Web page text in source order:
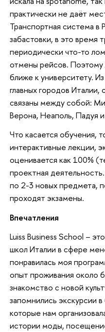
практически не даёт
Транспортная система в
забастовки, в это время
периодически что-то
отмены рейсов. Поэтому
ближе к университету.
главных городов
связаны между собой:
Верона, Неаполь, Падуя
Что касается обучения,
интерактивные лекции,
оценивается как 100%
проектная
по 2-3 новых предмета,
проходят экзамены.
Впечатления
Luiss Business School –
школ Италии в сфере
понравилась моя
опыт проживания около
знакомство с новой
запомнились экскурсии
которые нам
истории моды,